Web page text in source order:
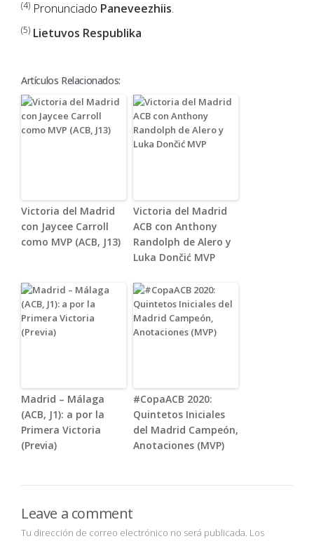
(4) Pronunciado Paneveezhiis.
(5) Lietuvos Respublika
Artículos Relacionados:
Victoria del Madrid
con Jaycee Carroll
como MVP (ACB, J13)
Victoria del Madrid
ACB con Anthony
Randolph de Alero y
Luka Dončić MVP
Madrid – Málaga
(ACB, J1): a por la
Primera Victoria
(Previa)
#CopaACB 2020:
Quintetos Iniciales
del Madrid Campeón,
Anotaciones (MVP)
Leave a comment
Tu dirección de correo electrónico no será publicada. Los